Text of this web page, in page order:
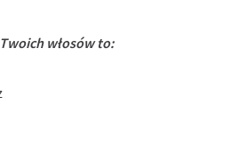
włosów to: